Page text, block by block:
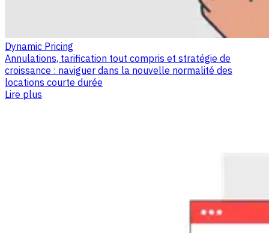
Dynamic Pricing
Annulations, tarification tout compris et stratégie de
croissance : naviguer dans la nouvelle normalité des
locations courte durée
Lire plus